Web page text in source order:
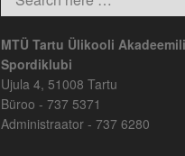
MTÜ Tartu Ülikooli
Spordiklubi
Ujula 4, 51008 Tartu
Büroo - 737 5371
Administraator - 737 6280